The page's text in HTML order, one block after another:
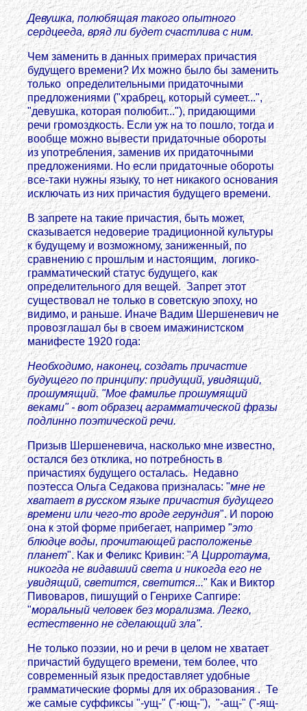
Девушка, полюбящая такого опытного
сердцееда, вряд ли будет счастлива с ним.
Чем заменить в данных примерах причастия
будущего времени? Их можно было бы заменить
только определительными придаточными
предложениями ("храбрец, который сумеет...",
"девушка, которая полюбит..."), придающими
речи громоздкость. Если уж на то пошло, тогда и
вообще можно вывести придаточные обороты
из употребления, заменив их придаточными
предложениями. Но если придаточные обороты
все-таки нужны языку, то нет никакого основания
исключать из них причастия будущего времени.
В запрете на такие причастия, быть может,
сказывается недоверие традиционной культуры
к будущему и возможному, заниженный, по
сравнению с прошлым и настоящим, логико-
грамматический статус будущего, как
определительного для вещей. Запрет этот
существовал не только в советскую эпоху, но
видимо, и раньше. Иначе Вадим Шершеневич не
провозглашал бы в своем имажинистском
манифесте 1920 года:
Необходимо, наконец, создать причастие
будущего по принципу: придущий, увидящий,
прошумящий. "Мое фамилье прошумящий
веками" - вот образец аграмматической фразы
подлинно поэтической речи.
Призыв Шершеневича, насколько мне известно,
остался без отклика, но потребность в
причастиях будущего осталась. Недавно
поэтесса Ольга Седакова призналась: "мне не
хватает в русском языке причастия будущего
времени или чего-то вроде герундия". И порою
она к этой форме прибегает, например "это
блюдце воды, прочитающей расположенье
планет". Как и Феликс Кривин: "А Цирротаума,
никогда не видавший света и никогда его не
увидящий, светится, светится..." Как и Виктор
Пивоваров, пишущий о Генрихе Сапгире:
"моральный человек без морализма. Легко,
естественно не сделающий зла".
Не только поэзии, но и речи в целом не хватает
причастий будущего времени, тем более, что
современный язык предоставляет удобные
грамматические формы для их образования . Те
же самые суффиксы "-ущ-" ("-ющ-"), "-ащ-" ("-ящ-